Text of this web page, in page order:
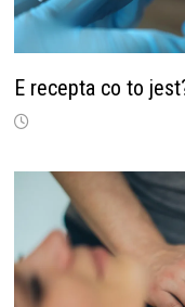
E recepta co to